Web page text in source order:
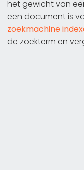
het gewicht van
een document is
zoekmachine
de zoekterm en